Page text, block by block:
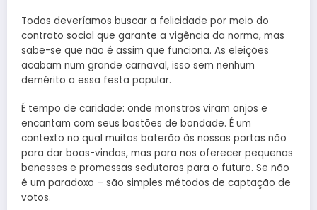
Todos deveríamos buscar a felicidade por meio do
contrato social que garante a vigência da norma, mas
sabe-se que não é assim que funciona. As eleições
acabam num grande carnaval, isso sem nenhum
demérito a essa festa popular.
É tempo de caridade: onde monstros viram anjos e
encantam com seus bastões de bondade. É um
contexto no qual muitos baterão às nossas portas não
para dar boas-vindas, mas para nos oferecer pequenas
benesses e promessas sedutoras para o futuro. Se não
é um paradoxo – são simples métodos de captação de
votos.